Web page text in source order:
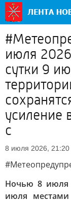
июля
сутки 9
усиление
с
8 июля 2026, 21:20
Ночью 8 июля
июля местами